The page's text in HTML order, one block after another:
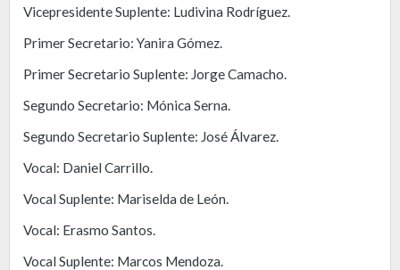
Vicepresidente Suplente: Ludivina Rodríguez.
Primer Secretario: Yanira Gómez.
Primer Secretario Suplente: Jorge Camacho.
Segundo Secretario: Mónica Serna.
Segundo Secretario Suplente: José Álvarez.
Vocal: Daniel Carrillo.
Vocal Suplente: Mariselda de León.
Vocal: Erasmo Santos.
Vocal Suplente: Marcos Mendoza.